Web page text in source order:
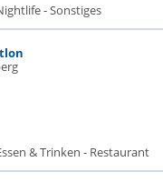
- Sonstiges
& Trinken - Restaurant